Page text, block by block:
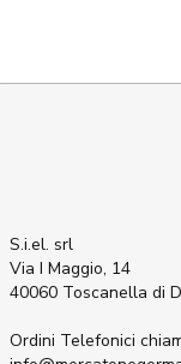
S.i.el. srl
Via I Maggio, 14
40060 Toscanella di
Ordini Telefonici